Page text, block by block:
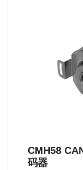
CMH58
码器